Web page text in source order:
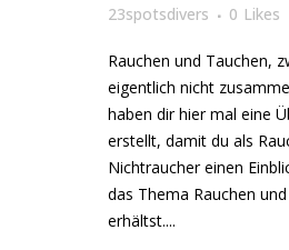
23spotsdivers
0 Likes
Rauchen und Tauchen,
eigentlich nicht
haben dir hier mal eine
erstellt, damit du als
Nichtraucher einen
das Thema Rauchen
erhältst....